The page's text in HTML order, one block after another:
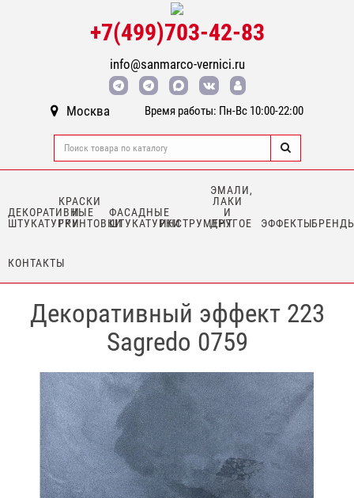
+7(499)703-42-83
info@sanmarco-vernici.ru
Москва Время работы: Пн-Вс 10:00-22:00
ДЕКОРАТИВНЫЕ
ШТУКАТУРКИ
КРАСКИ
И
ГРУНТОВКИ
ФАСАДНЫЕ
ШТУКАТУРКИИНСТРУМЕНТ
ЭМАЛИ,
ЛАКИ
И
ДРУГОЕ
ЭФФЕКТЫ
КОНТАКТЫ
Декоративный эффект 223
Sagredo 0759